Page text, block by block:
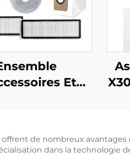
Et
de nombreux
dans la technologie